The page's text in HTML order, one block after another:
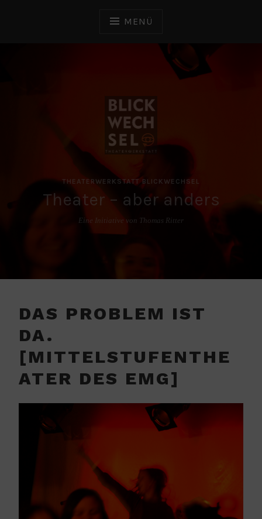
MENÜ
THEATERWERKSTATT BLICKWECHSEL
Theater – aber anders
DAS PROBLEM IST
DA.
[MITTELSTUFENTHE
ATER DES EMG]